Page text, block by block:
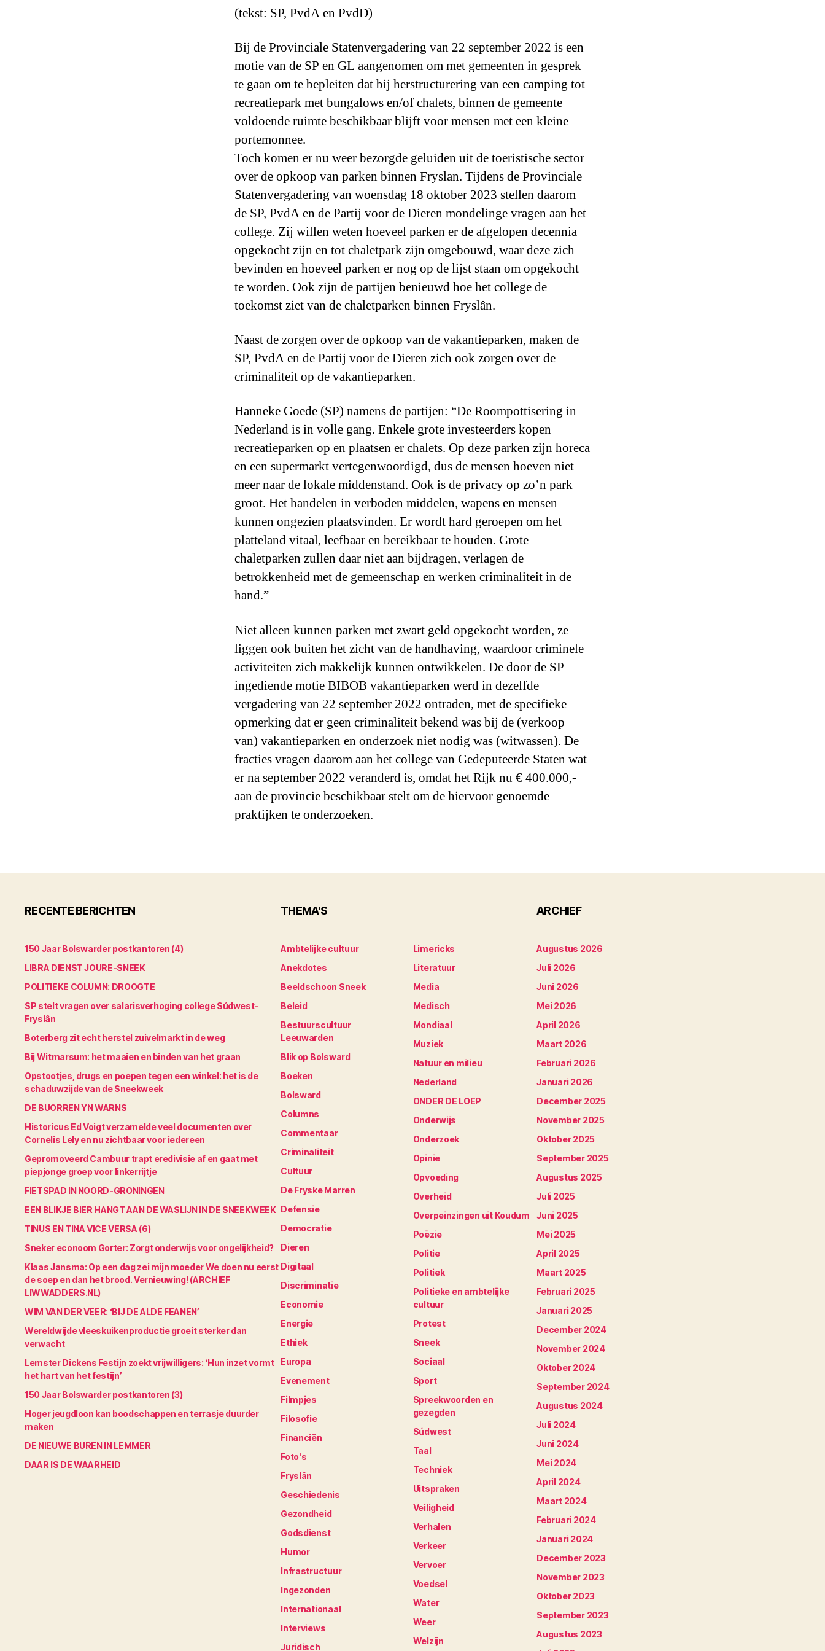
(tekst: SP, PvdA en PvdD)
Bij de Provinciale Statenvergadering van 22 september 2022 is een
motie van de SP en GL aangenomen om met gemeenten in gesprek
te gaan om te bepleiten dat bij herstructurering van een camping tot
recreatiepark met bungalows en/of chalets, binnen de gemeente
voldoende ruimte beschikbaar blijft voor mensen met een kleine
portemonnee.
Toch komen er nu weer bezorgde geluiden uit de toeristische sector
over de opkoop van parken binnen Fryslan. Tijdens de Provinciale
Statenvergadering van woensdag 18 oktober 2023 stellen daarom
de SP, PvdA en de Partij voor de Dieren mondelinge vragen aan het
college. Zij willen weten hoeveel parken er de afgelopen decennia
opgekocht zijn en tot chaletpark zijn omgebouwd, waar deze zich
bevinden en hoeveel parken er nog op de lijst staan om opgekocht
te worden. Ook zijn de partijen benieuwd hoe het college de
toekomst ziet van de chaletparken binnen Fryslân.
Naast de zorgen over de opkoop van de vakantieparken, maken de
SP, PvdA en de Partij voor de Dieren zich ook zorgen over de
criminaliteit op de vakantieparken.
Hanneke Goede (SP) namens de partijen: “De Roompottisering in
Nederland is in volle gang. Enkele grote investeerders kopen
recreatieparken op en plaatsen er chalets. Op deze parken zijn horeca
en een supermarkt vertegenwoordigd, dus de mensen hoeven niet
meer naar de lokale middenstand. Ook is de privacy op zo’n park
groot. Het handelen in verboden middelen, wapens en mensen
kunnen ongezien plaatsvinden. Er wordt hard geroepen om het
platteland vitaal, leefbaar en bereikbaar te houden. Grote
chaletparken zullen daar niet aan bijdragen, verlagen de
betrokkenheid met de gemeenschap en werken criminaliteit in de
hand.”
Niet alleen kunnen parken met zwart geld opgekocht worden, ze
liggen ook buiten het zicht van de handhaving, waardoor criminele
activiteiten zich makkelijk kunnen ontwikkelen. De door de SP
ingediende motie BIBOB vakantieparken werd in dezelfde
vergadering van 22 september 2022 ontraden, met de specifieke
opmerking dat er geen criminaliteit bekend was bij de (verkoop
van) vakantieparken en onderzoek niet nodig was (witwassen). De
fracties vragen daarom aan het college van Gedeputeerde Staten wat
er na september 2022 veranderd is, omdat het Rijk nu € 400.000,-
aan de provincie beschikbaar stelt om de hiervoor genoemde
praktijken te onderzoeken.
RECENTE BERICHTEN
150 Jaar Bolswarder postkantoren (4)
LIBRA DIENST JOURE-SNEEK
POLITIEKE COLUMN: DROOGTE
SP stelt vragen over salarisverhoging college Súdwest-
Fryslân
Boterberg zit echt herstel zuivelmarkt in de weg
Bij Witmarsum: het maaien en binden van het graan
Opstootjes, drugs en poepen tegen een winkel: het is de
schaduwzijde van de Sneekweek
DE BUORREN YN WARNS
Historicus Ed Voigt verzamelde veel documenten over
Cornelis Lely en nu zichtbaar voor iedereen
Gepromoveerd Cambuur trapt eredivisie af en gaat met
piepjonge groep voor linkerrijtje
FIETSPAD IN NOORD-GRONINGEN
EEN BLIKJE BIER HANGT AAN DE WASLIJN IN DE SNEEKWEEK
TINUS EN TINA VICE VERSA (6)
Sneker econoom Gorter: Zorgt onderwijs voor ongelijkheid?
Klaas Jansma: Op een dag zei mijn moeder We doen nu eerst
de soep en dan het brood. Vernieuwing! (ARCHIEF
LIWWADDERS.NL)
WIM VAN DER VEER: ‘BIJ DE ALDE FEANEN’
Wereldwijde vleeskuikenproductie groeit sterker dan
verwacht
Lemster Dickens Festijn zoekt vrijwilligers: ‘Hun inzet vormt
het hart van het festijn’
150 Jaar Bolswarder postkantoren (3)
Hoger jeugdloon kan boodschappen en terrasje duurder
maken
DE NIEUWE BUREN IN LEMMER
DAAR IS DE WAARHEID
THEMA'S
Ambtelijke cultuur
Anekdotes
Beeldschoon Sneek
Beleid
Bestuurscultuur
Leeuwarden
Blik op Bolsward
Boeken
Bolsward
Columns
Commentaar
Criminaliteit
Cultuur
De Fryske Marren
Defensie
Democratie
Dieren
Digitaal
Discriminatie
Economie
Energie
Ethiek
Europa
Evenement
Filmpjes
Filosofie
Financiën
Foto's
Fryslân
Geschiedenis
Gezondheid
Godsdienst
Humor
Infrastructuur
Ingezonden
Internationaal
Interviews
Juridisch
Limericks
Literatuur
Media
Medisch
Mondiaal
Muziek
Natuur en milieu
Nederland
ONDER DE LOEP
Onderwijs
Onderzoek
Opinie
Opvoeding
Overheid
Overpeinzingen uit Koudum
Poëzie
Politie
Politiek
Politieke en ambtelijke
cultuur
Protest
Sneek
Sociaal
Sport
Spreekwoorden en
gezegden
Súdwest
Taal
Techniek
Uitspraken
Veiligheid
Verhalen
Verkeer
Vervoer
Voedsel
Water
Weer
Welzijn
ARCHIEF
Augustus 2026
Juli 2026
Juni 2026
Mei 2026
April 2026
Maart 2026
Februari 2026
Januari 2026
December 2025
November 2025
Oktober 2025
September 2025
Augustus 2025
Juli 2025
Juni 2025
Mei 2025
April 2025
Maart 2025
Februari 2025
Januari 2025
December 2024
November 2024
Oktober 2024
September 2024
Augustus 2024
Juli 2024
Juni 2024
Mei 2024
April 2024
Maart 2024
Februari 2024
Januari 2024
December 2023
November 2023
Oktober 2023
September 2023
Augustus 2023